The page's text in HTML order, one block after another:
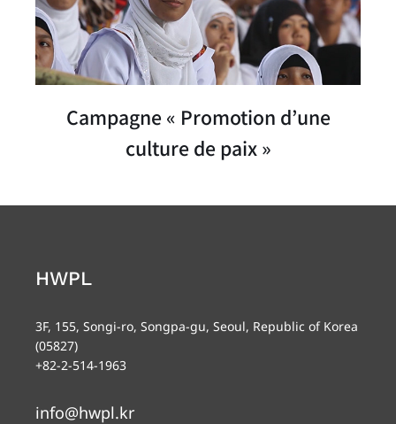
Campagne « Promotion d’une
culture de paix »
HWPL
3F, 155, Songi-ro, Songpa-gu, Seoul, Republic of Korea
(05827)
+82-2-514-1963
info@hwpl.kr